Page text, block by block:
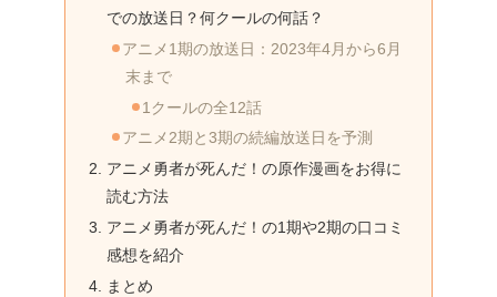
での放送日？何クールの何話？
アニメ1期の放送日：2023年4月から6月
末まで
1クールの全12話
アニメ2期と3期の続編放送日を予測
アニメ勇者が死んだ！の原作漫画をお得に
読む方法
アニメ勇者が死んだ！の1期や2期の口コミ
感想を紹介
まとめ